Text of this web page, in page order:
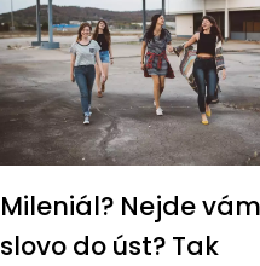
Mileniál? Nejde
slovo do úst? Tak